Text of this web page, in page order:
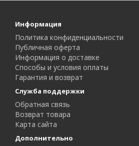
Информация
Политика конфиденциальности
Публичная оферта
Информация о доставке
Способы и условия оплаты
Гарантия и возврат
Служба поддержки
Обратная связь
Возврат товара
Карта сайта
Дополнительно